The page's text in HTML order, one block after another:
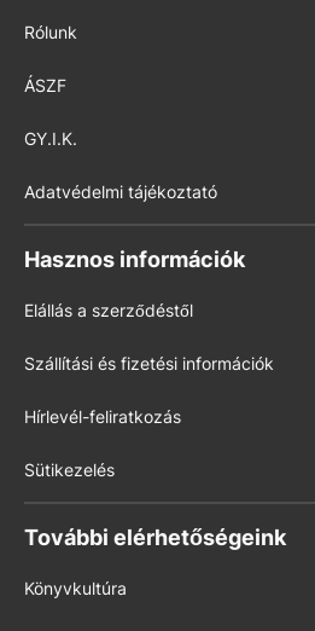
Rólunk
ÁSZF
GY.I.K.
Adatvédelmi tájékoztató
Hasznos információk
Elállás a szerződéstől
Szállítási és fizetési információk
Hírlevél-feliratkozás
Sütikezelés
További elérhetőségeink
Könyvkultúra